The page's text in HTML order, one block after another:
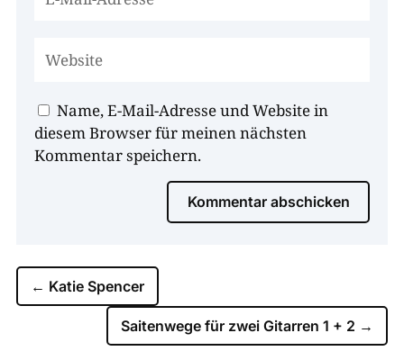
Name, E-Mail-Adresse und Website in
diesem Browser für meinen nächsten
Kommentar speichern.
Kommentar abschicken
← Katie Spencer
Saitenwege für zwei Gitarren 1 + 2 →